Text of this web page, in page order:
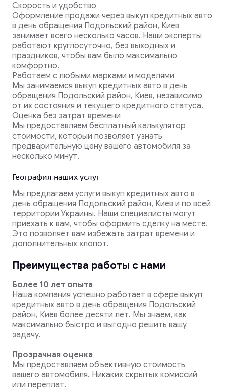
Скорость и удобство
Оформление продажи через выкуп кредитных авто
в день обращения Подольский район, Киев
занимает всего несколько часов. Наши эксперты
работают круглосуточно, без выходных и
праздников, чтобы вам было максимально
комфортно.
Работаем с любыми марками и моделями
Мы занимаемся выкуп кредитных авто в день
обращения Подольский район, Киев, независимо
от их состояния и текущего кредитного статуса.
Оценка без затрат времени
Мы предоставляем бесплатный калькулятор
стоимости, который позволяет узнать
предварительную цену вашего автомобиля за
несколько минут.
География наших услуг
Мы предлагаем услуги выкуп кредитных авто в
день обращения Подольский район, Киев и по всей
территории Украины. Наши специалисты могут
приехать к вам, чтобы оформить сделку на месте.
Это позволяет вам избежать затрат времени и
дополнительных хлопот.
Преимущества работы с нами
Более 10 лет опыта
Наша компания успешно работает в сфере выкуп
кредитных авто в день обращения Подольский
район, Киев более десяти лет. Мы знаем, как
максимально быстро и выгодно решить вашу
задачу.
Прозрачная оценка
Мы предоставляем объективную стоимость
вашего автомобиля. Никаких скрытых комиссий
или переплат.